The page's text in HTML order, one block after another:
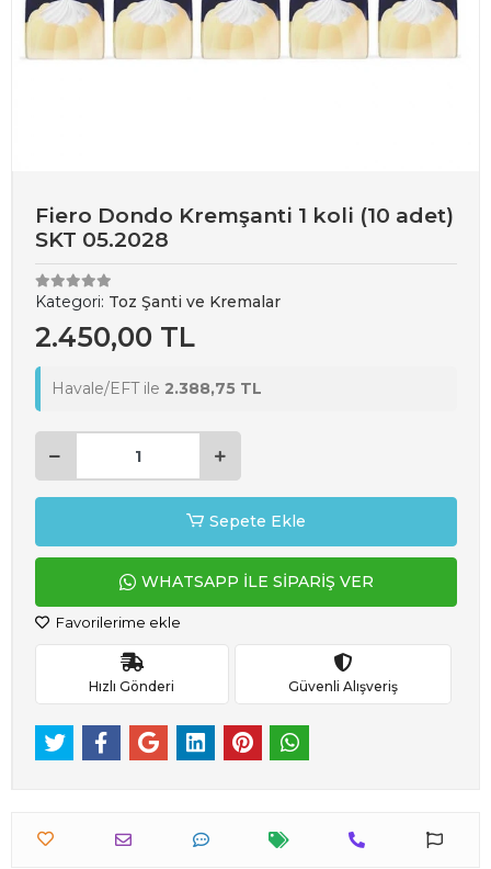
Fiero Dondo Kremşanti 1 koli (10 adet)
SKT 05.2028
Kategori: Toz Şanti ve Kremalar
2.450,00 TL
Havale/EFT ile 2.388,75 TL
Sepete Ekle
WHATSAPP İLE SİPARİŞ VER
Favorilerime ekle
Hızlı Gönderi Güvenli Alışveriş